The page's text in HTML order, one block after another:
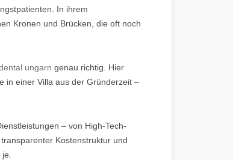
In ihrem
Kronen und Brücken, die oft noch
ungarn genau richtig. Hier
in einer Villa aus der Gründerzeit –
– von High-Tech-
Kostenstruktur und